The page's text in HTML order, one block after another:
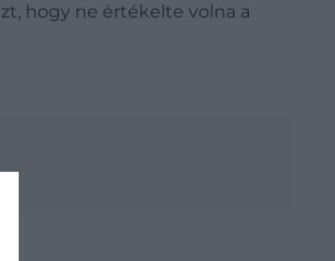
hogy ne értékelte volna a